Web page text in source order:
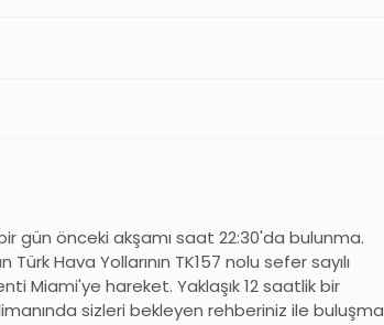
gün önceki akşamı saat 22:30'da bulunma.
Hava Yollarının TK157 nolu sefer sayılı
Miami'ye hareket. Yaklaşık 12 saatlik bir
sizleri bekleyen rehberiniz ile buluşma